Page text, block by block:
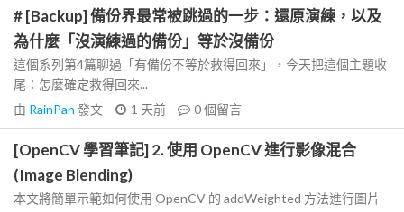
# [Backup] 備份界最常被跳過的一步：還原演練，以及
為什麼「沒演練過的備份」等於沒備份
這個系列第4篇聊過「有備份不等於救得回來」，今天把這個主題收
尾：怎麼確定救得回來...
由 RainPan 發文 1 天前 0個留言
[OpenCV 學習筆記] 2. 使用 OpenCV 進行影像混合
(Image Blending)
本文將簡單示範如何使用 OpenCV 的 addWeighted 方法進行圖片